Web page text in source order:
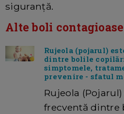
siguranţă.
Alte boli
Rujeola (pojarul)
dintre bolile
simptomele,
prevenire - sfatul
Rujeola
frecventă dintre